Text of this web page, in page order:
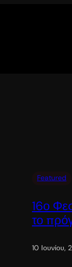
Featured
16ο
το
10 Ιουνίου,